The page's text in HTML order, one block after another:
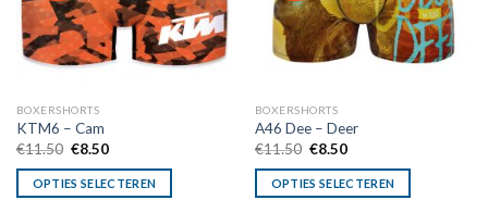
BOXERSHORTS
KTM6 – Cam
€11.50 Oorspronkelijke
was:
€11.50.
€8.50Huidige
is:
€8.50.
OPTIES SELECTEREN
BOXERSHORTS
A46 Dee – Deer
€11.50 Oorspronkelijke
was:
€11.50.
€8.50Huidige
is:
€8.50.
OPTIES SELECTEREN